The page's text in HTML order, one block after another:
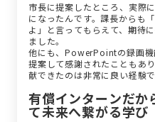
市長に提案したところ、実際
になったんです。課長からも
よ」と言ってもらえて、期待
ました。
他にも、PowerPointの録画機
提案して感謝されたこともあ
献できたのは非常に良い経験で
有償インターンだか
て未来へ繋がる学び